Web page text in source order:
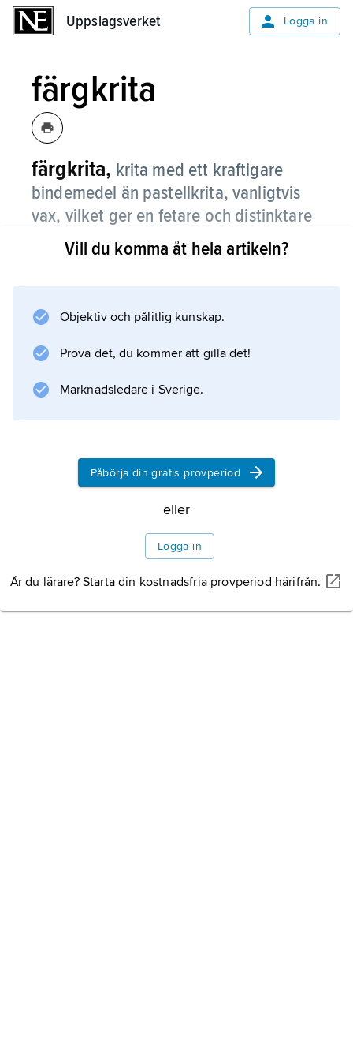
Uppslagsverket Logga in
färgkrita
färgkrita, krita med ett kraftigare
bindemedel än pastellkrita, vanligtvis
vax, vilket ger en fetare och distinktare
linje.Vill du komma åt hela artikeln?
Objektiv och pålitlig kunskap.
Prova det, du kommer att gilla det!
Marknadsledare i Sverige.
Påbörja din gratis provperiod
eller
Logga in
Är du lärare? Starta din kostnadsfria provperiod härifrån.